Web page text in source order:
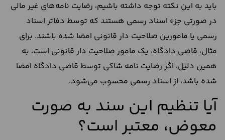
باید به این نکته توجه داشته باشیم، رضایت نامه‌های غیر مالی
در صورتی جزء اسناد رسمی هستند که توسط دفاتر اسناد
رسمی یا مامورین صلاحیت دار قانونی امضا شده باشند. برای
مثال، قاضی دادگاه، یک مامور صلاحیت دار قانونی است. به
همین دلیل، اگر رضایت نامه شاکی توسط قاضی دادگاه امضا
شده باشد، از اسناد رسمی محسوب می‌شود.
آیا تنظیم این سند به صورت
معوض، معتبر است؟